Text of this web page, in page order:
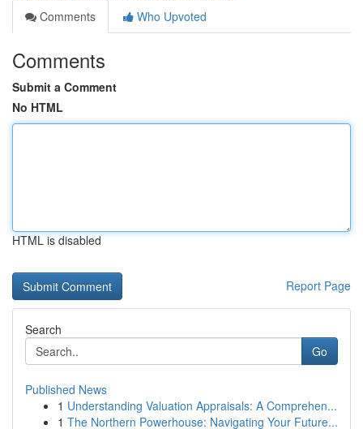
Comments
Who Upvoted
Comments
Submit a Comment
No HTML
HTML is disabled
Report Page
Search
Go
Published News
1 Understanding Valuation Appraisals: A Comprehen...
1 The Northern Powerhouse: Navigating Your Future...